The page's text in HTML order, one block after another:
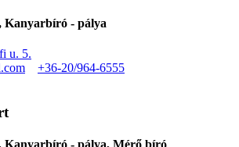
Kanyarbíró - pálya
u. 5.
+36-20/964-6555
Kanyarbíró - pálya, Mérő bíró